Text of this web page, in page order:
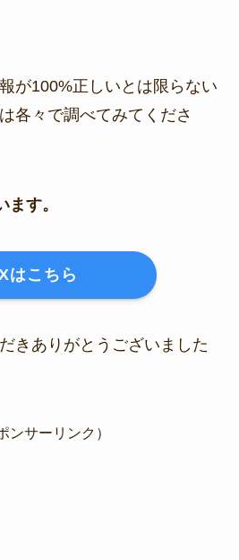
が100%正しいとは限らない
各々で調べてみてくださ
す。
はこちら
きありがとうございました
ンサーリンク）